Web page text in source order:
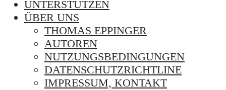
UNTERSTÜTZEN
ÜBER UNS
THOMAS EPPINGER
AUTOREN
NUTZUNGSBEDINGUNGEN
DATENSCHUTZRICHTLINE
IMPRESSUM, KONTAKT